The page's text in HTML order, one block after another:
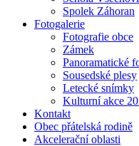
Spolek Záhoran
Fotogalerie
Fotografie obce
Zámek
Panoramatické
Sousedské plesy
Letecké snímky
Kulturní akce
Kontakt
Obec přátelská rodině
Akcelerační oblasti